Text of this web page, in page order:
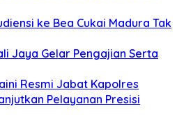
ke Bea Cukai Madura Tak
Jaya Gelar Pengajian Serta
Resmi Jabat Kapolres
Pelayanan Presisi